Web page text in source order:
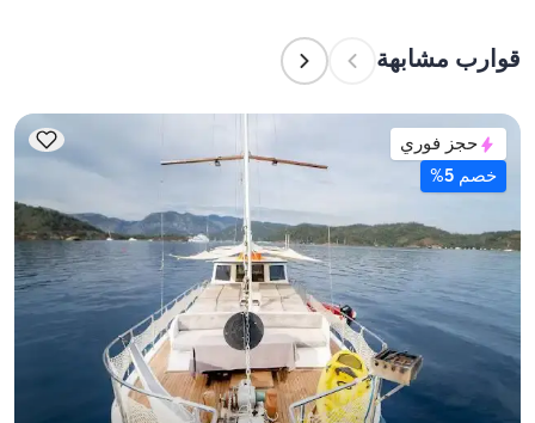
للإيجارات اليومية، فتنطبق سعة الإبحار.
قوارب مشابهة
حجز فوري
خصم 5%